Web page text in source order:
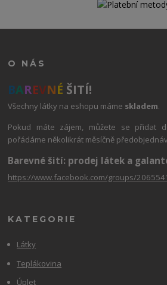
O NÁS
BAREVNÉ ŠITÍ!
Všechny látky na eshopu máme skladem.
Pokud máte zájem, můžete se přidat
pořádáme několikrát měsíčně
Barevné šití: prodej látek a
https://www.facebook.com/groups/
KATEGORIE
Látky
Teplákovina
Úplet